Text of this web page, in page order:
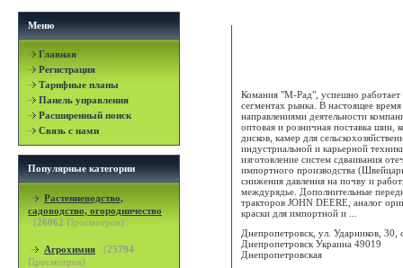
Меню
Главная
Регистрация
Тарифные планы
Панель управления
Расширенный поиск
Связь с нами
Популярные категории
Растениеводство,
садоводство, огородничество
(26062 Просмотров)
Агрохимия (25794
Просмотров)
Комания "М-Рад", успешно работает
сегментах рынка. В настоящее
направлениями деятельности
оптовая и розничная поставка шин,
дисков, камер для
индустриальной и карьерной
изготовление систем сдваивания
импортного производства
снижения давления на почву и
междурядье. Дополнительные
тракторов JOHN DEERE, аналог
краски для импортной и ...
Днепропетровск, ул. Ударников, 30,
Днепропетровск Украина 49019
Днепропетровская